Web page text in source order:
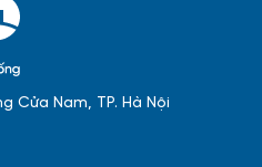
Cửa Nam, TP. Hà Nội